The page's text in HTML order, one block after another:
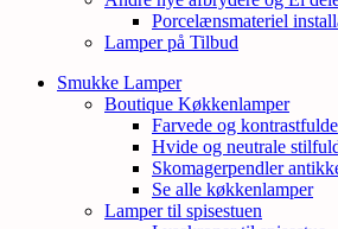
Porcelænsmateriel
Lamper på Tilbud
Smukke Lamper
Boutique Køkkenlamper
Farvede og kontrastfulde
Hvide og neutrale
Skomagerpendler
Se alle køkkenlamper
Lamper til spisestuen